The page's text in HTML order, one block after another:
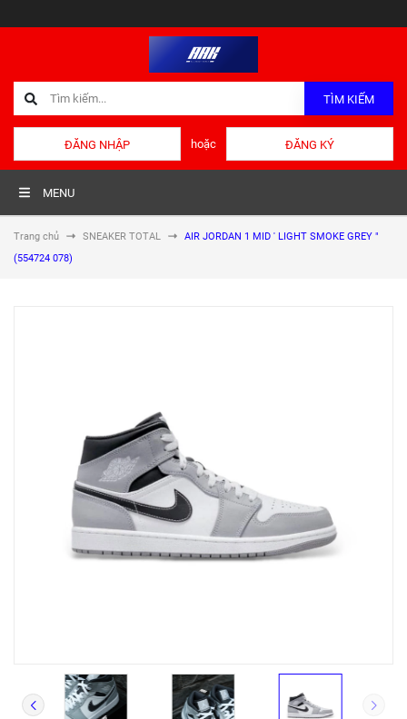
TÌM KIẾM
ĐĂNG NHẬP hoặc ĐĂNG KÝ
MENU
Trang chủ SNEAKER TOTAL
AIR JORDAN 1 MID ' LIGHT SMOKE GREY "
(554724 078)